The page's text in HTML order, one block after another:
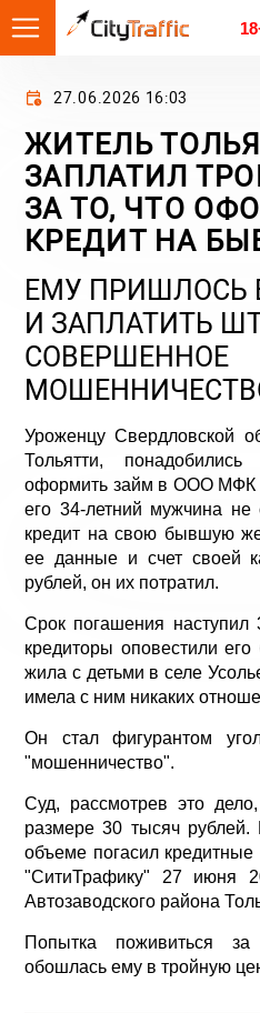
27.06.2026 16:03
ЖИТЕЛЬ
ЗАПЛАТИЛ
ЗА ТО, ЧТО
КРЕДИТ НА
ЕМУ ПРИШЛОСЬ
И ЗАПЛАТИТЬ
СОВЕРШЕННОЕ
Уроженцу Свердловской
Тольятти,
оформить займ в ООО МФК
его 34-летний мужчина не
кредит на свою бывшую
ее данные и счет своей
рублей, он их потратил.
Срок погашения
кредиторы оповестили
жила с детьми в селе
имела с ним никаких
Он стал фигурантом
"мошенничество".
Суд, рассмотрев это
размере 30 тысяч
объеме погасил кредитные
"СитиТрафику" 27 июня
Автозаводского района
Попытка поживиться
обошлась ему в тройную